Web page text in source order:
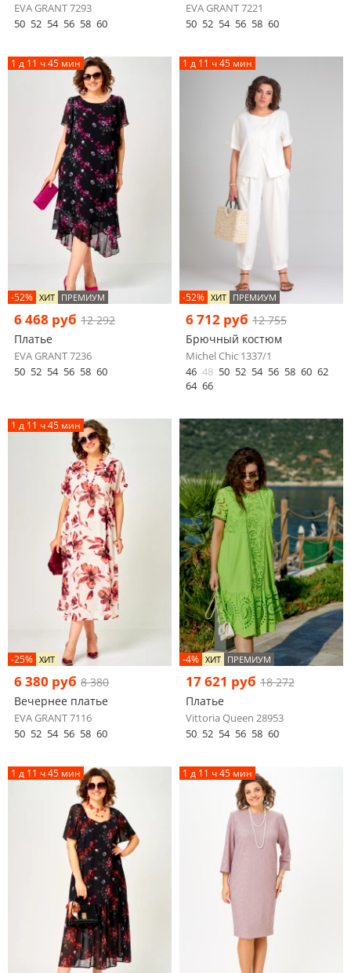
EVA GRANT 7293
50 52 54 56 58 60
EVA GRANT 7221
50 52 54 56 58 60
1 д 11 ч 45 мин
-52% ХИТ ПРЕМИУМ
6 468 руб 12 292
Платье
EVA GRANT 7236
50 52 54 56 58 60
1 д 11 ч 45 мин
-52% ХИТ ПРЕМИУМ
6 712 руб 12 755
Брючный костюм
Michel Chic 1337/1
46 48 50 52 54 56 58 60 62
64 66
1 д 11 ч 45 мин
-25% ХИТ
6 380 руб 8 380
Вечернее платье
EVA GRANT 7116
50 52 54 56 58 60
-4% ХИТ ПРЕМИУМ
17 621 руб 18 272
Платье
Vittoria Queen 28953
50 52 54 56 58 60
1 д 11 ч 45 мин 1 д 11 ч 45 мин